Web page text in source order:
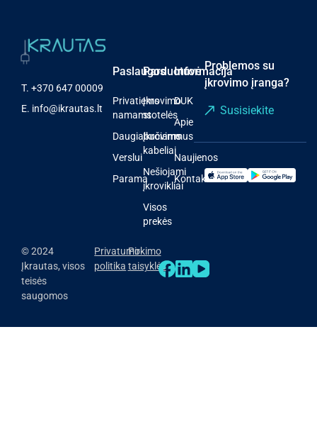
T. +370 647 00009
E. info@ikrautas.lt
Paslaugos
Privatiems
namams
Daugiabučiams
Verslui
Parama
Parduotuvė
Įkrovimo
stotelės
Įkrovimo
kabeliai
Nešiojami
įkrovikliai
Visos
prekės
Informacija
DUK
Apie
mus
Naujienos
Kontaktai
Problemos su
įkrovimo įranga?
Susisiekite
© 2024
Įkrautas, visos
teisės
saugomos
Privatumo
politika
Pirkimo
taisyklės